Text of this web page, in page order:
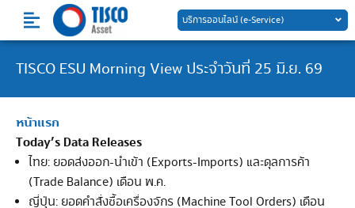
content
บริการออนไลน์ (e-Service)
TISCO ESU Morning View ประจำวันที่ 25 มิ.ย. 69
หน้าแรก
Today’s Data Releases
ไทย: ยอดส่งออก-นำเข้า (Exports-Imports) และดุลการค้า
(Trade Balance) เดือน พ.ค.
ญี่ปุ่น: ยอดคำสั่งซื้อเครื่องจักร (Machine Tool Orders) เดือน